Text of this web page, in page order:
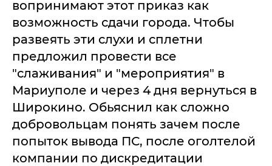
вопринимают этот приказ как
возможность сдачи города. Чтобы
развеять эти слухи и сплетни
предложил провести все
"слаживания" и "мероприятия" в
Мариуполе и через 4 дня вернуться в
Широкино. Обьяснил как сложно
добровольцам понять зачем после
попыток вывода ПС, после оголтелой
компании по дискредитации